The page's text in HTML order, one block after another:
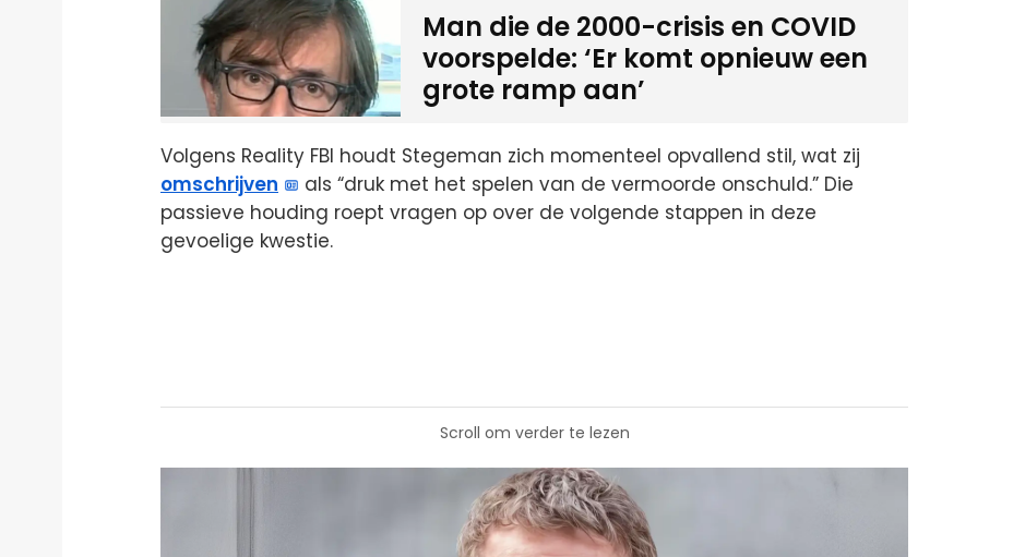
Man die de 2000-crisis en COVID
voorspelde: ‘Er komt opnieuw een
grote ramp aan’
Volgens Reality FBI houdt Stegeman zich momenteel opvallend stil, wat zij
omschrijven
als “druk met het spelen van de vermoorde onschuld.” Die
passieve houding roept vragen op over de volgende stappen in deze
gevoelige kwestie.
Scroll om verder te lezen